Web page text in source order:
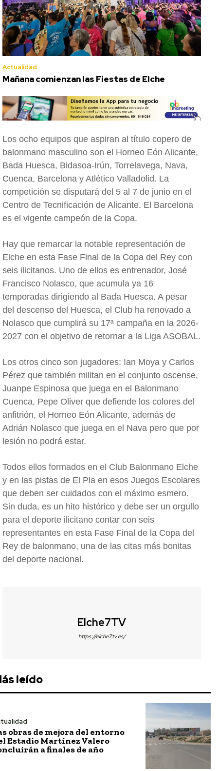
Actualidad
Mañana comienzan las Fiestas de Elche
Los ocho equipos que aspiran al título copero de
balonmano masculino son el Horneo Eón Alicante,
Bada Huesca, Bidasoa-Irún, Torrelavega, Nava,
Cuenca, Barcelona y Atlético Valladolid. La
competición se disputará del 5 al 7 de junio en el
Centro de Tecnificación de Alicante. El Barcelona
es el vigente campeón de la Copa.
Hay que remarcar la notable representación de
Elche en esta Fase Final de la Copa del Rey con
seis ilicitanos. Uno de ellos es entrenador, José
Francisco Nolasco, que acumula ya 16
temporadas dirigiendo al Bada Huesca. A pesar
del descenso del Huesca, el Club ha renovado a
Nolasco que cumplirá su 17ª campaña en la 2026-
2027 con el objetivo de retornar a la Liga ASOBAL.
Los otros cinco son jugadores: Ian Moya y Carlos
Pérez que también militan en el conjunto oscense,
Juanpe Espinosa que juega en el Balonmano
Cuenca, Pepe Oliver que defiende los colores del
anfitrión, el Horneo Eón Alicante, además de
Adrián Nolasco que juega en el Nava pero que por
lesión no podrá estar.
Todos ellos formados en el Club Balonmano Elche
y en las pistas de El Pla en esos Juegos Escolares
que deben ser cuidados con el máximo esmero.
Sin duda, es un hito histórico y debe ser un orgullo
para el deporte ilicitano contar con seis
representantes en esta Fase Final de la Copa del
Rey de balonmano, una de las citas más bonitas
del deporte nacional.
Elche7TV
https://elche7tv.es/
leído
obras de mejora del entorno
Estadio Martínez Valero
a finales de año